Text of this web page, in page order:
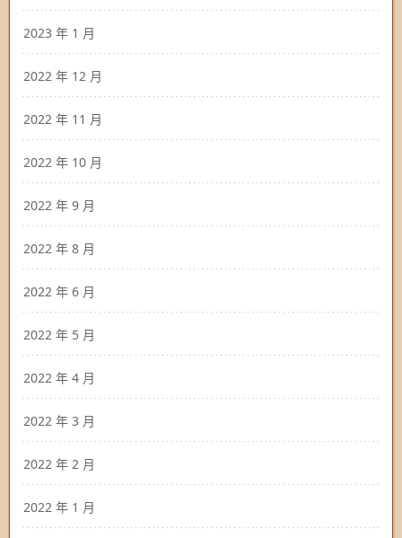
2023 年 1 月
2022 年 12 月
2022 年 11 月
2022 年 10 月
2022 年 9 月
2022 年 8 月
2022 年 6 月
2022 年 5 月
2022 年 4 月
2022 年 3 月
2022 年 2 月
2022 年 1 月